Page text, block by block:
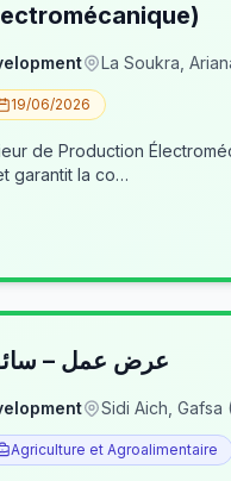
La Soukra,
19/06/2026
de Production
garantit la co…
عرض عمل –
Sidi Aich, Gafsa
Agriculture et Agroalimentaire